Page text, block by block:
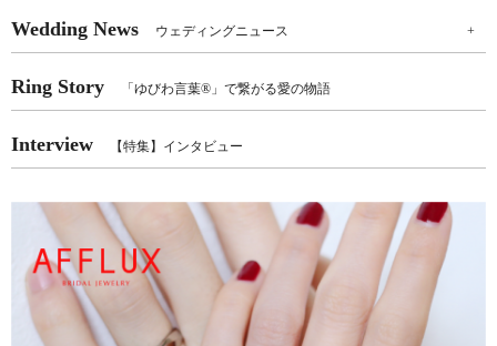
Wedding News ウェディングニュース +
Ring Story 「ゆびわ言葉®」で繋がる愛の物語
Interview 【特集】インタビュー